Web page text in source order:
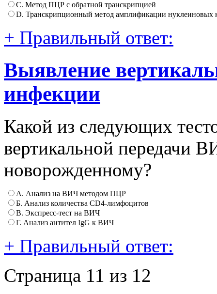
C. Метод ПЦР с обратной транскрипцией
D. Транскрипционный метод амплификации нуклеиновых
+ Правильный ответ:
Выявление
инфекции
Какой из следующих
вертикальной передачи
новорожденному?
А. Анализ на ВИЧ методом ПЦР
Б. Анализ количества CD4-лимфоцитов
В. Экспресс-тест на ВИЧ
Г. Анализ антител IgG к ВИЧ
+ Правильный ответ:
Страница 11 из 12